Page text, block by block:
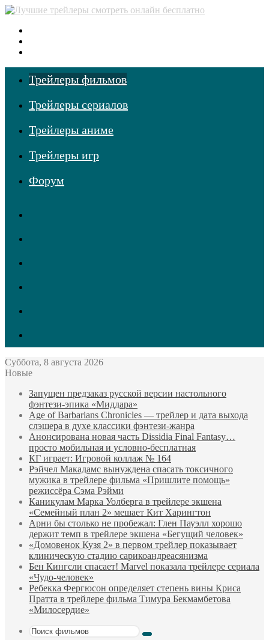
Трейлеры фильмов
Трейлеры сериалов
Трейлеры аниме
Трейлеры игр
Форум
Суббота, 8 августа 2026
Новые
Запущен предзаказ русской версии настольного
фэнтези-эпика «Миддара»
Age of Barbarians Chronicles — трейлер и дата выхода
слэшера в духе классики фэнтези-жанра
Анонсирована новая часть Dissidia Final Fantasy…
просто мобильная и условно-бесплатная
КГ играет: Игровой коллаж № 164
Рэйчел Макадамс вынуждена спасать токсичного
мужика в трейлере фильма «Пришлите помощь»
режиссёра Сэма Рэйми
Каникулам Марка Уолберга в трейлере экшена
«Семейный план 2» мешает Кит Харингтон
Арни бы столько не пробежал: Глен Пауэлл хорошо
держит темп в трейлере экшена «Бегущий человек»
«Домовенок Кузя 2» в первом трейлер показывает
клиническую стадию сарикоандреасянизма
Бен Кингсли спасает! Marvel показала трейлере сериала
«Чудо-человек»
Ребекка Фергюсон определяет степень вины Криса
Пратта в трейлере фильма Тимура Бекмамбетова
«Милосердие»
Поиск